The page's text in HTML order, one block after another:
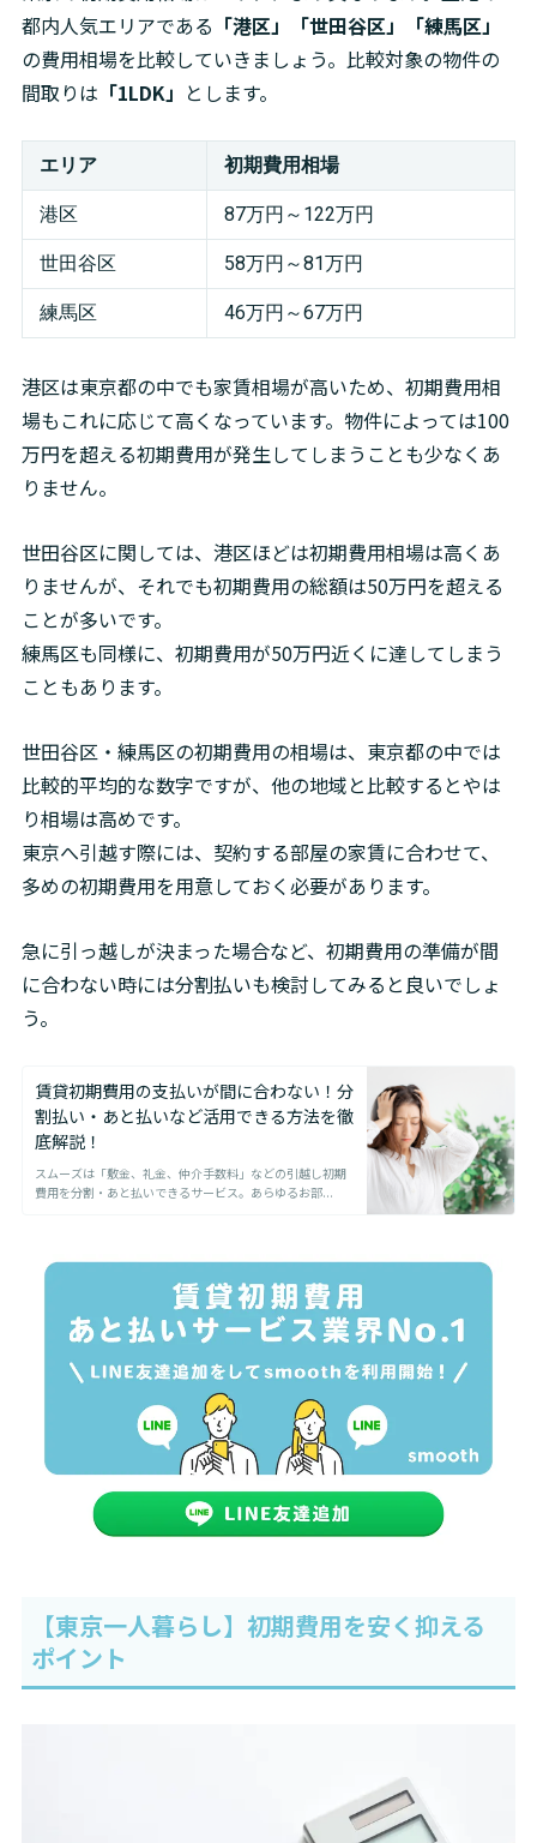
都内人気エリアである 「港区」「世田谷区」「練馬区」
の費用相場を比較していきましょう。比較対象の物件の
間取りは 「1LDK」 とします。
エリア 初期費用相場
港区 87万円～122万円
世田谷区 58万円～81万円
練馬区 46万円～67万円
港区は東京都の中でも家賃相場が高いため、初期費用相
場もこれに応じて高くなっています。物件によっては100
万円を超える初期費用が発生してしまうことも少なくあ
りません。
世田谷区に関しては、港区ほどは初期費用相場は高くあ
りませんが、それでも初期費用の総額は50万円を超える
ことが多いです。
練馬区も同様に、初期費用が50万円近くに達してしまう
こともあります。
世田谷区・練馬区の初期費用の相場は、東京都の中では
比較的平均的な数字ですが、他の地域と比較するとやは
り相場は高めです。
東京へ引越す際には、契約する部屋の家賃に合わせて、
多めの初期費用を用意しておく必要があります。
急に引っ越しが決まった場合など、初期費用の準備が間
に合わない時には分割払いも検討してみると良いでしょ
う。
賃貸初期費用の支払いが間に合わない！分
割払い・あと払いなど活用できる方法を徹
底解説！
スムーズは「敷金、礼金、仲介手数料」などの引越し初期
費用を分割・あと払いできるサービス。あらゆるお部...
【東京一人暮らし】初期費用を安く抑える
ポイント